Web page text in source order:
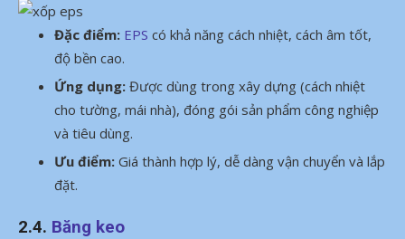
Đặc điểm: EPS có khả năng cách nhiệt, cách âm tốt,
độ bền cao.
Ứng dụng: Được dùng trong xây dựng (cách nhiệt
cho tường, mái nhà), đóng gói sản phẩm công nghiệp
và tiêu dùng.
Ưu điểm: Giá thành hợp lý, dễ dàng vận chuyển và lắp
đặt.
2.4. Băng keo